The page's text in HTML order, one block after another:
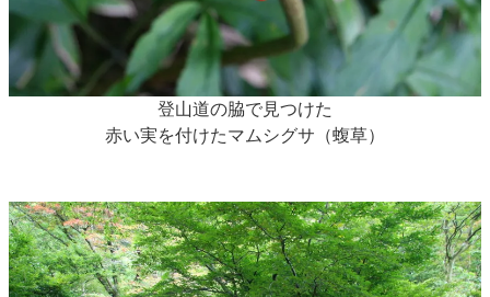
登山道の脇で見つけた
赤い実を付けたマムシグサ（蝮草）